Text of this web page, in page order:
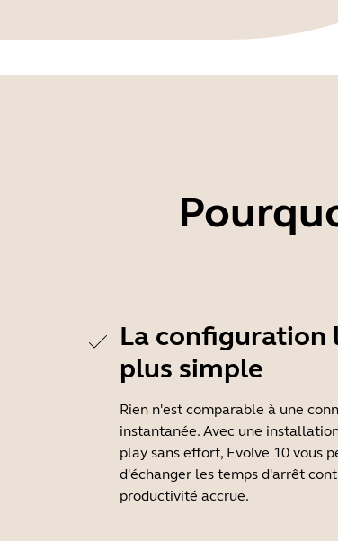
La configuration
plus simple
Rien n'est comparable à une
instantanée. Avec une
play sans effort, Evolve 10 vous
d'échanger les temps d'arrêt
productivité accrue.